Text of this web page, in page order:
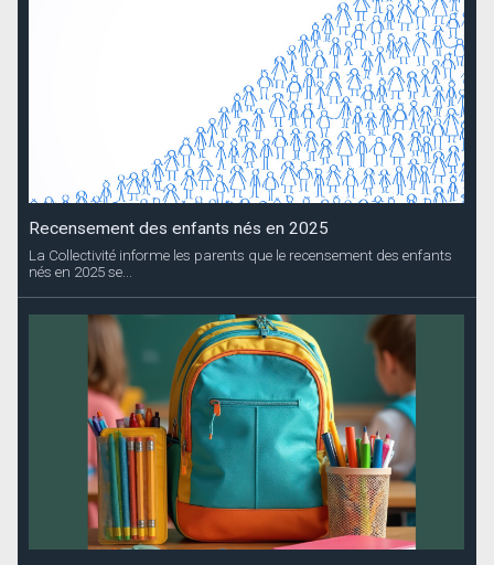
Recensement des enfants nés en 2025
La Collectivité informe les parents que le recensement des enfants
nés en 2025 se...